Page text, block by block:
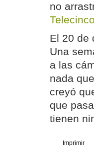
no
Telecinco
El 20 de
Una
a las
nada
creyó
que
tienen
Imprimir